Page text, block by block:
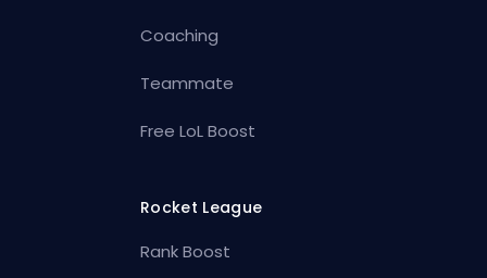
Coaching
Teammate
Free LoL Boost
Rocket League
Rank Boost